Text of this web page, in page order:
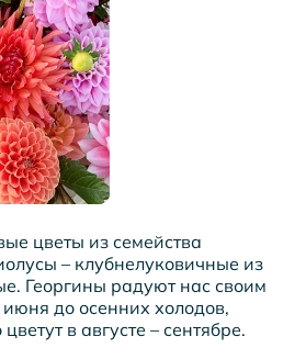
цветы из семейства
– клубнелуковичные из
Георгины радуют нас своим
до осенних холодов,
в августе – сентябре.